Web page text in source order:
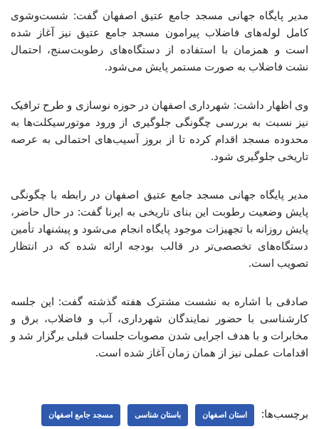
مدیر پایگاه جهانی مسجد جامع عتیق اصفهان گفت: شست‌وشوی
کامل لوله‌های فاضلاب پیرامون مسجد جامع عتیق نیز آغاز شده
است و همزمان با استفاده از دستگاه‌های رطوبت‌سنج، احتمال
نشت فاضلاب به صورت مستمر پایش می‌شود.
وی اظهار داشت: شهرداری اصفهان در حوزه نوسازی و طرح ترافیک
نیز نسبت به بررسی چگونگی جلوگیری از ورود موتورسیکلت‌ها به
محدوده مسجد اقدام کرده تا از بروز آسیب‌های احتمالی به عرصه
تاریخی جلوگیری شود.
مدیر پایگاه جهانی مسجد جامع عتیق اصفهان در رابطه با چگونگی
پایش وضعیت رطوبت این بنای تاریخی به ایرنا گفت: در حال حاضر،
پایش روزانه با تجهیزات موجود پایگاه انجام می‌شود و پیشنهاد تأمین
دستگاه‌های تخصصی‌تر در قالب بودجه ارائه شده که در انتظار
تصویب است.
صادقی با اشاره به نشست مشترک هفته گذشته گفت: این جلسه
کارشناسی با حضور نمایندگان شهرداری، آب و فاضلاب، برق و
مخابرات و با هدف اجرایی شدن مصوبات جلسات قبلی برگزار شد و
اقدامات عملی نیز از همان زمان آغاز شده است.
برچسب‌ها: استان اصفهان باستان شناسی مسجد جامع اصفهان